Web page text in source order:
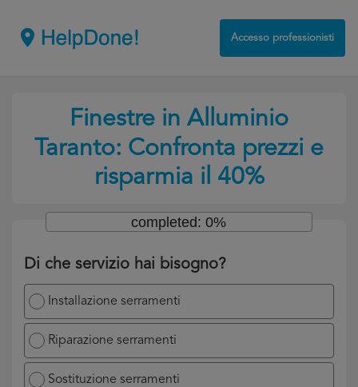
Accesso professionisti
Finestre in Alluminio
Taranto: Confronta prezzi e
risparmia il 40%
Di che servizio hai bisogno?
Installazione serramenti
Riparazione serramenti
Sostituzione serramenti
completed: 0%